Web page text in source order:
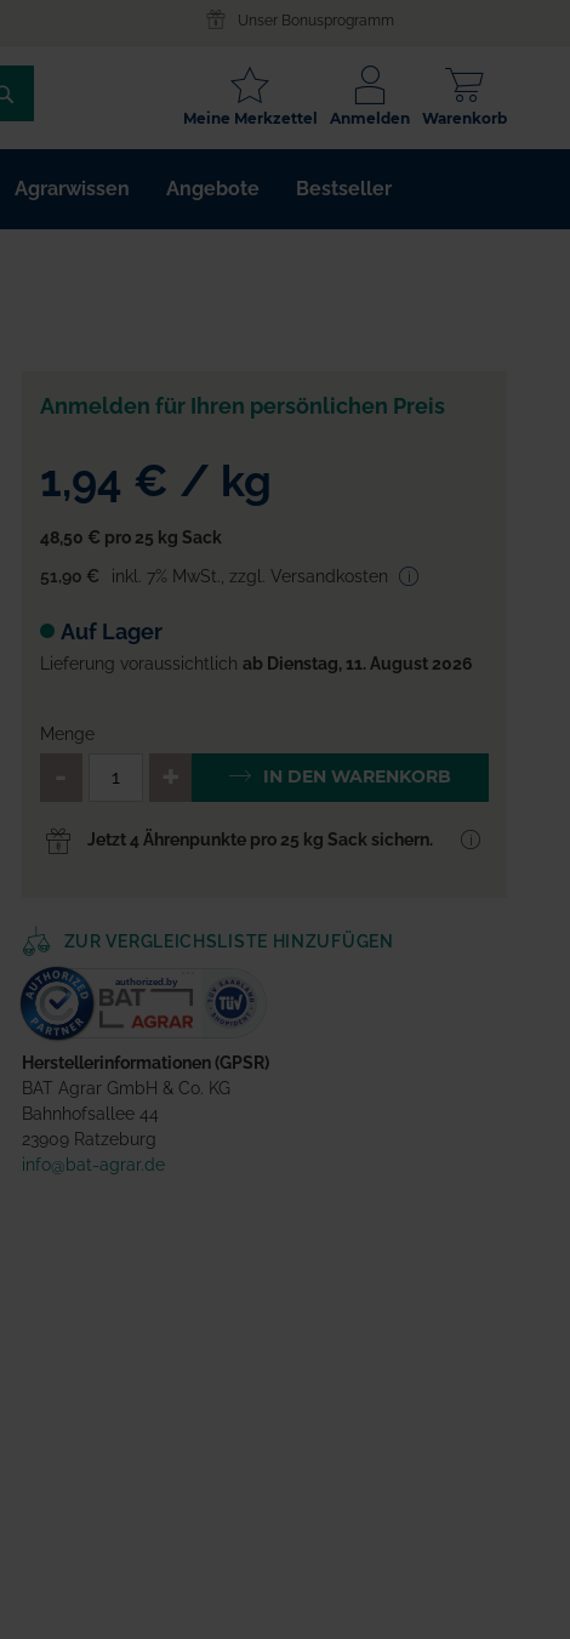
Unser Bonusprogramm
/
ARTIKELNR.
/
Warenkorb
Anmelden
Meine Merkzettel
Agrarwissen Angebote Bestseller
Anmelden für Ihren persönlichen Preis
1,94 € / kg
48,50 € pro 25 kg Sack
51,90 €
inkl. 7% MwSt. zzgl. Versandkosten
Auf Lager
Lieferung voraussichtlich ab Dienstag, 11. August 2026
Menge
QTY_CONTROL_DECREASE
IN DEN WARENKORB
Jetzt 4 Ährenpunkte pro 25 kg Sack sichern.
ZUR VERGLEICHSLISTE HINZUFÜGEN
Herstellerinformationen (GPSR)
BAT Agrar GmbH & Co. KG
Bahnhofsallee 44
23909 Ratzeburg
info@bat-agrar.de